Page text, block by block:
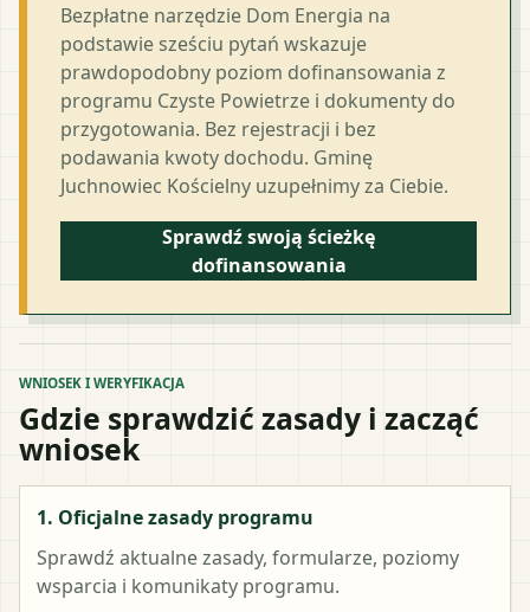
Bezpłatne narzędzie Dom Energia na
podstawie sześciu pytań wskazuje
prawdopodobny poziom dofinansowania z
programu Czyste Powietrze i dokumenty do
przygotowania. Bez rejestracji i bez
podawania kwoty dochodu. Gminę
Juchnowiec Kościelny uzupełnimy za Ciebie.
Sprawdź swoją ścieżkę
dofinansowania
WNIOSEK I WERYFIKACJA
Gdzie sprawdzić zasady i zacząć
wniosek
1. Oficjalne zasady programu
Sprawdź aktualne zasady, formularze, poziomy
wsparcia i komunikaty programu.